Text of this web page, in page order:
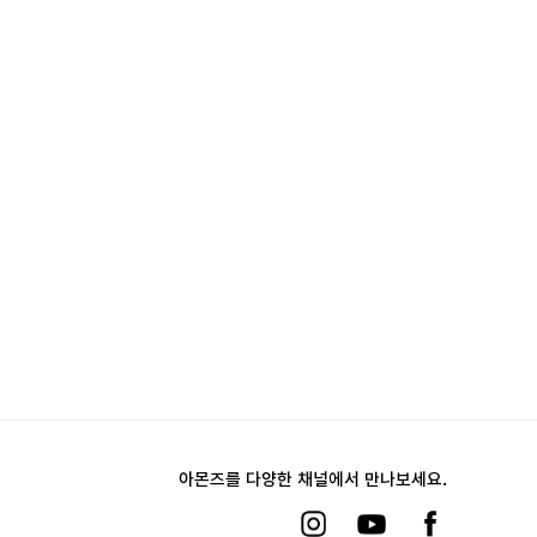
아몬즈를 다양한 채널에서 만나보세요.